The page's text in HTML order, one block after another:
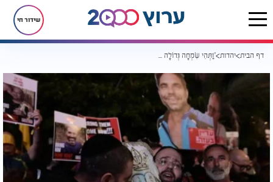
שידור חי
דף הבית יהדות "וַתְּהִי שִׂמְחָה גְּדוֹלָה מְאֹד": הפסוק שמתגשם מחדש | השנה שמחת תורה תיראה אחרת